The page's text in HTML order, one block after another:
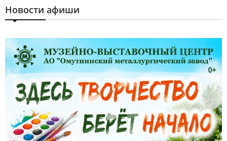
Новости афиши